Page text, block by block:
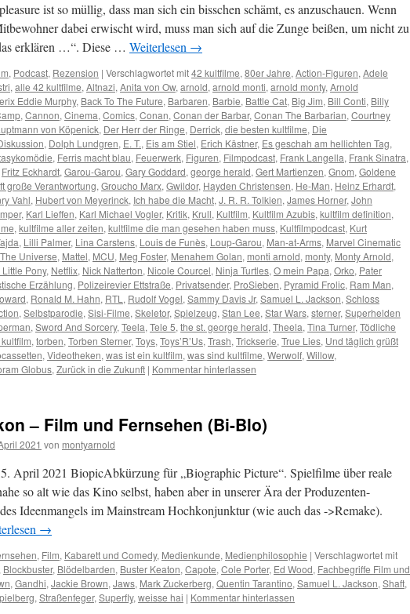
ist so müllig, dass man sich ein bisschen schämt, es anzuschauen. Wenn
dabei erwischt wird, muss man sich auf die Zunge beißen, um nicht zu
erklären …“. Diese … Weiterlesen →
, Podcast, Rezension | Verschlagwortet mit42 kultfilme, 80er Jahre, Action-Figuren, Adele
, alle 42 kultfilme, Altnazi, Anita von Ow, arnold, arnold monti, arnold monty, Arnold
Eddie Murphy, Back To The Future, Barbaren, Barbie, Battle Cat, Big Jim, Bill Conti, Billy
, Cannon, Cinema, Comics, Conan, Conan der Barbar, Conan The Barbarian, Courtney
von Köpenick, Der Herr der Ringe, Derrick, die besten kultfilme, Die
, Dolph Lundgren, E. T., Eis am Stiel, Erich Kästner, Es geschah am hellichten Tag,
, Ferris macht blau, Feuerwerk, Figuren, Filmpodcast, Frank Langella, Frank Sinatra,
Fritz Eckhardt, Garou-Garou, Gary Goddard, george herald, Gert Martienzen, Gnom, Goldene
große Verantwortung, Groucho Marx, Gwildor, Hayden Christensen, He-Man, Heinz Erhardt,
Vahl, Hubert von Meyerinck, Ich habe die Macht, J. R. R. Tolkien, James Horner, John
, Karl Lieffen, Karl Michael Vogler, Kritik, Krull, Kultfilm, Kultfilm Azubis, kultfilm definition,
, kultfilme aller zeiten, kultfilme die man gesehen haben muss, Kultfilmpodcast, Kurt
, Lilli Palmer, Lina Carstens, Louis de Funès, Loup-Garou, Man-at-Arms, Marvel Cinematic
Universe, Mattel, MCU, Meg Foster, Menahem Golan, monti arnold, monty, Monty Arnold,
Little Pony, Netflix, Nick Natterton, Nicole Courcel, Ninja Turtles, O mein Papa, Orko, Pater
Erzählung, Polizeirevier Ettstraße, Privatsender, ProSieben, Pyramid Frolic, Ram Man,
, Ronald M. Hahn, RTL , Rudolf Vogel, Sammy Davis Jr, Samuel L. Jackson, Schloss
, Selbstparodie, Sisi-Filme, Skeletor, Spielzeug, Stan Lee, Star Wars, sterner, Superhelden
, Sword And Sorcery, Teela, Tele 5, the st. george herald, Theela, Tina Turner, Tödliche
, torben, Torben Sterner, Toys, Toys’R’Us, Trash, Trickserie, True Lies, Und täglich grüßt
, Videotheken, was ist ein kultfilm, was sind kultfilme, Werwolf, Willow,
Globus, Zurück in die Zukunft | Kommentar hinterlassen
– Film und Fernsehen (Bi-Blo)
2021 von montyarnold
April 2021 BiopicAbkürzung für „Biographic Picture“. Spielfilme über reale
so alt wie das Kino selbst, haben aber in unserer Ära der Produzenten-
Ideenmangels im Mainstream Hochkonjunktur (wie auch das ->Remake).
→
, Film, Kabarett und Comedy, Medienkunde, Medienphilosophie | Verschlagwortet mit
Blockbuster, Blödelbarden, Buster Keaton, Capote, Cole Porter, Ed Wood, Fachbegriffe Film und
, Gandhi, Jackie Brown, Jaws, Mark Zuckerberg, Quentin Tarantino, Samuel L. Jackson, Shaft,
, Straßenfeger, Superfly, weisse hai | Kommentar hinterlassen